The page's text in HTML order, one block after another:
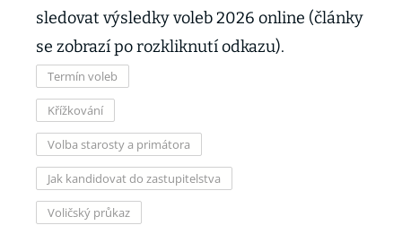
sledovat výsledky voleb 2026 online (články
se zobrazí po rozkliknutí odkazu).
Termín voleb
Křížkování
Volba starosty a primátora
Jak kandidovat do zastupitelstva
Voličský průkaz